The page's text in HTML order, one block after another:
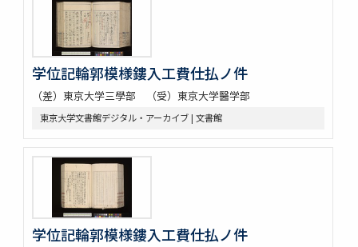
学位記輪郭模様鏤入工費仕払ノ件
（差）東京大学三學部 （受）東京大学醫学部
東京大学文書館デジタル・アーカイブ | 文書館
学位記輪郭模様鏤入工費仕払ノ件